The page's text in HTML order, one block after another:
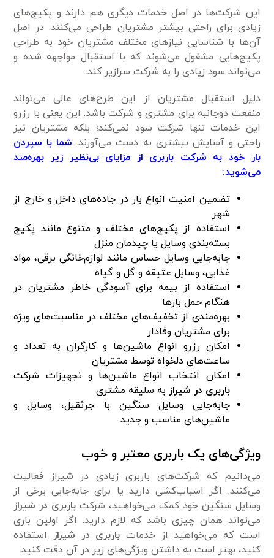
این شرکت‌ها در اصل خدمات دیگری هم دارند و پکیج‌های
زیادی برای راحتی بیشتر مشتریان طراحی می‌کنند. در اصل
آن‌ها با شناسایی نیازهای مختلف مشتریان خود به طراحی
پکیج‌هایی مشغول می‌شوند که با استقبال مواجهه شده و
می‌تواند سود زیادی را به شرکت سرازیر کند.
دلیل استقبال مشتریان از این طرح‌های عالی می‌تواند
منفعت دوجانبه برای مشتری و شرکت باشد. این یعنی با رزرو
این خدمات تنها شرکت سود نمی‌کند؛ بلکه مشتریان نیز
راحتی و آسایش بیشتری به دست می‌آورند. شما با سپردن
بار خود به شرکت باربری از مزایای بی‌نظیر زیر بهره‌مند
می‌شوید:
تضمین امنیت انواع بار در جاده‌های داخل و خارج از
شهر
استفاده از پکیج‌های مختلف و متنوع مانند پکیج
بسته‌بندی وسایل یا چیدمان منزل
جابه‌جایی وسایل حساس مانند لوازم‌خانگی برقی، مواد
غذایی، وسایل عتیقه و گل و گیاه
استفاده از بیمه برای آسودگی خاطر مشتریان در
هنگام حمل بارها
بهره‌مندی از تخفیف‌های مختلف در مناسبت‌های ویژه
برای مشتریان وفادار
امکان رزرو انواع ماشین‌ها و کارگران به تعداد و
ساعت‌های دلخواه توسط مشتریان
امکان انتخاب انواع ماشین‌ها و تجهیزات شرکت
باربری در شیراز به سلیقه مشتری
جابه‌جایی وسایل سنگین با جرثقیل، وسایل و
ماشین‌های مناسب و جدید
ویژگی‌های یک باربری معتبر و خوب
می‌دانیم که شرکت‌های باربری زیادی در شیراز فعالیت
می‌کنند. اگر اسباب‌کشی دارید یا برای جابه‌جایی برخی از
وسایل سنگین خود کمک می‌خواهید، شرکت باربری در شیراز
می‌تواند همان چیزی باشد که لازم دارید. اگر اولین باری
است که می‌خواهید از خدمات باربری در شیرازاستفاده
کنید، بهتر است به داشتن ویژگی‌های زیر در آن دقت کنید.